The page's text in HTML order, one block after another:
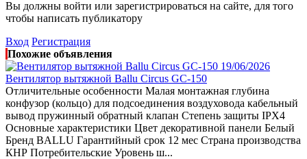
Вы должны войти или зарегистрироваться на сайте, для того
чтобы написать публикатору
Вход Регистрация
Похожие объявления
19/06/2026
Вентилятор вытяжной Ballu Circus GC-150
Отличительные особенности Малая монтажная глубина
конфузор (кольцо) для подсоединения воздуховода кабельный
вывод пружинный обратный клапан Степень защиты IPX4
Основные характеристики Цвет декоративной панели Белый
Бренд BALLU Гарантийный срок 12 мес Страна производства
КНР Потребительские Уровень ш...